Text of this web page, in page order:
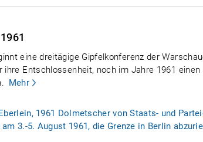
1961
eine dreitägige Gipfelkonferenz der
ihre Entschlossenheit, noch im Jahre 1961
Mehr
1961 Dolmetscher von Staats- und
3.-5. August 1961, die Grenze in Berlin